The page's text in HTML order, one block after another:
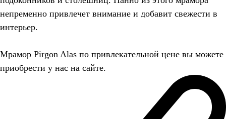
непременно привлечет внимание и добавит свежести в
интерьер.
Мрамор Pirgon Alas по привлекательной цене вы можете
приобрести у нас на сайте.